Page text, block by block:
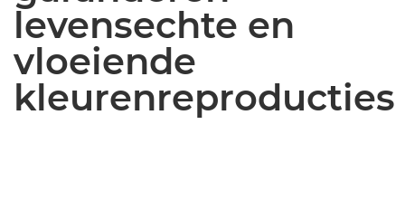
levensechte en
vloeiende
kleurenreproducties